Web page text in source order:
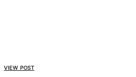
VIEW POST